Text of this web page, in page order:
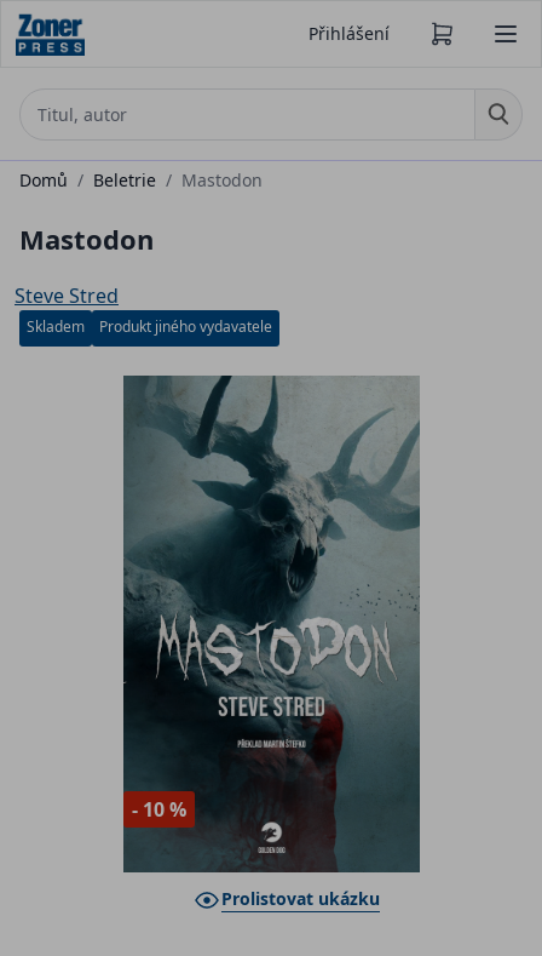
Přihlášení
Domů / Beletrie / Mastodon
Mastodon
Steve Stred
Skladem Produkt jiného vydavatele
- 10 %
Prolistovat ukázku